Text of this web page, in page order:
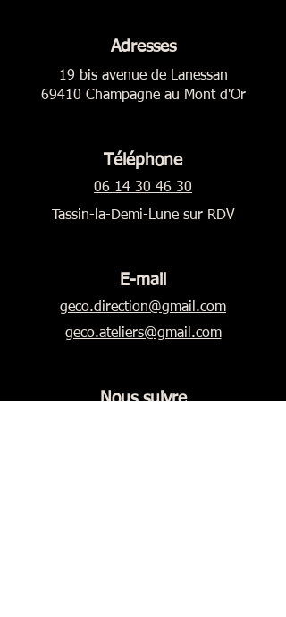
Adresses
19 bis avenue de Lanessan
69410 Champagne au Mont d'Or
Téléphone
06 14 30 46 30
Tassin-la-Demi-Lune sur RDV
E-mail
geco.direction@gmail.com
geco.ateliers@gmail.com
Nous suivre